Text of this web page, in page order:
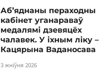
Аб’яднаны пераходны
кабінет уганараваў
медалямі дзевяцёх
чалавек. У іхным ліку –
Кацярына Ваданосава
3 жніўня 2026